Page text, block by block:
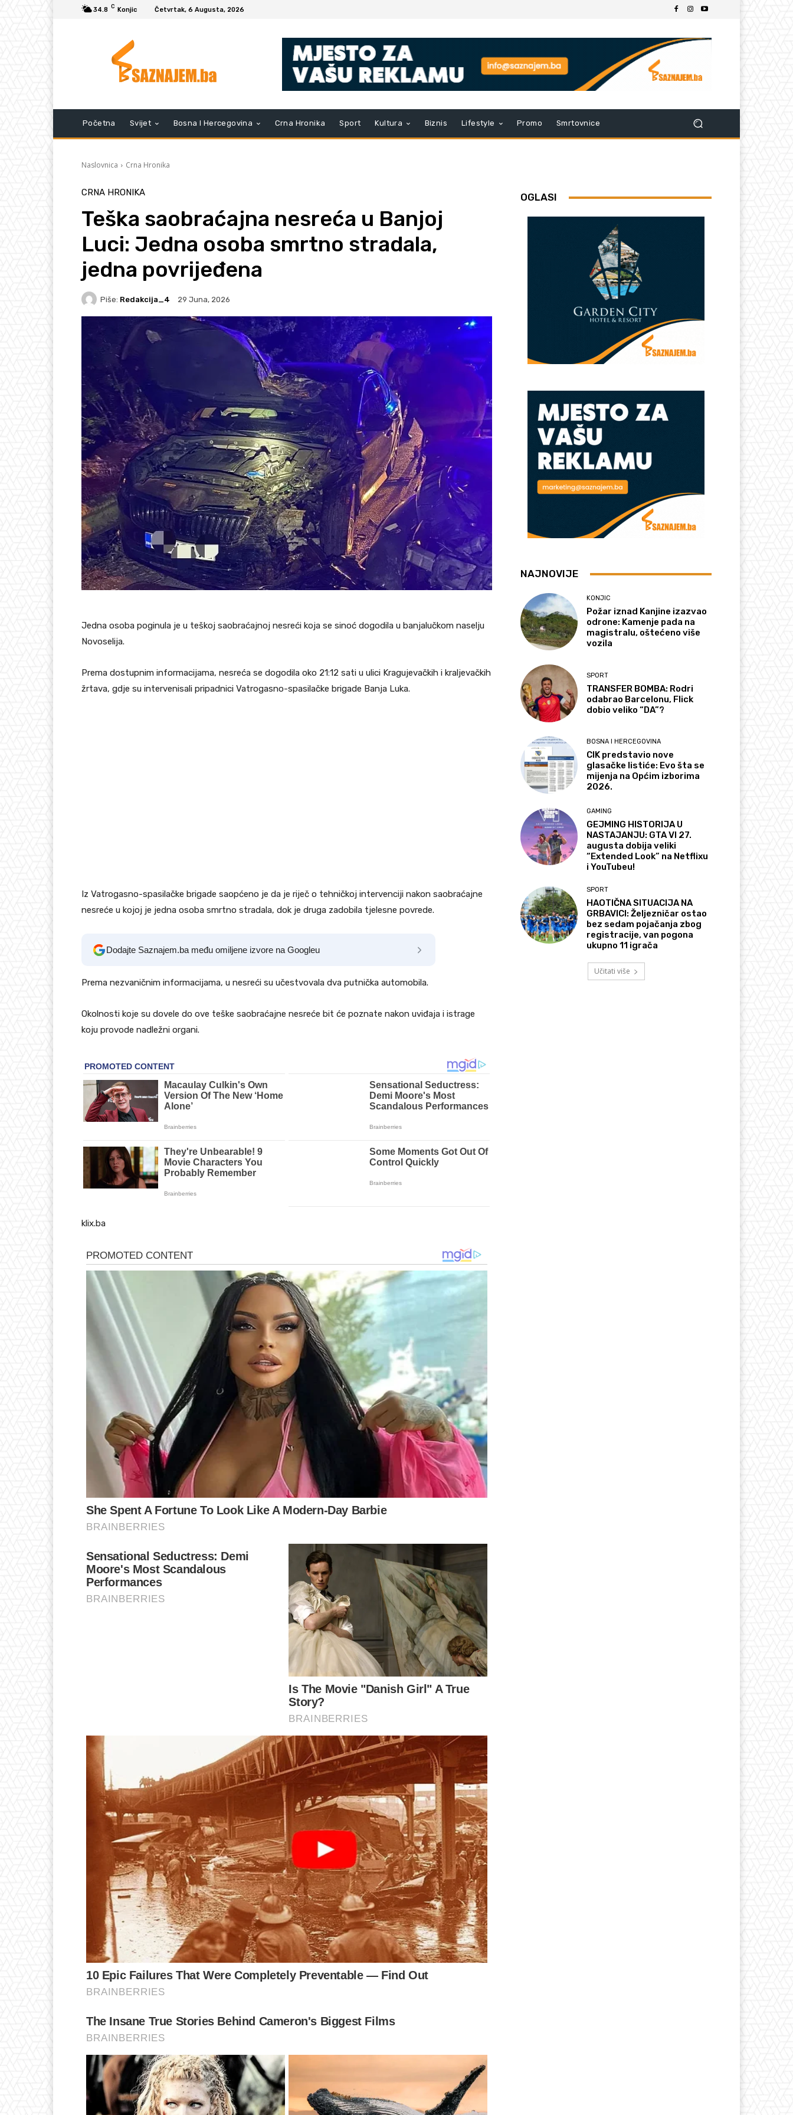
34.8 C Konjic Četvrtak, 6 Augusta, 2026
Početna Svijet Bosna I Hercegovina Crna Hronika Sport Kultura Biznis Lifestyle Promo Smrtovnice
Naslovnica Crna Hronika
CRNA HRONIKA
Teška saobraćajna nesreća u Banjoj
Luci: Jedna osoba smrtno stradala,
jedna povrijeđena
Piše: Redakcija_4 29 Juna, 2026
Jedna osoba poginula je u teškoj saobraćajnoj nesreći koja se sinoć dogodila u banjalučkom naselju
Novoselija.
Prema dostupnim informacijama, nesreća se dogodila oko 21:12 sati u ulici Kragujevačkih i kraljevačkih
žrtava, gdje su intervenisali pripadnici Vatrogasno-spasilačke brigade Banja Luka.
Iz Vatrogasno-spasilačke brigade saopćeno je da je riječ o tehničkoj intervenciji nakon saobraćajne
nesreće u kojoj je jedna osoba smrtno stradala, dok je druga zadobila tjelesne povrede.
Dodajte Saznajem.ba među omiljene izvore na Googleu
Prema nezvaničnim informacijama, u nesreći su učestvovala dva putnička automobila.
Okolnosti koje su dovele do ove teške saobraćajne nesreće bit će poznate nakon uviđaja i istrage
koju provode nadležni organi.
klix.ba
OGLASI
NAJNOVIJE
KONJIC
Požar iznad Kanjine izazvao
odrone: Kamenje pada na
magistralu, oštećeno više
vozila
SPORT
TRANSFER BOMBA: Rodri
odabrao Barcelonu, Flick
dobio veliko “DA”?
BOSNA I HERCEGOVINA
CIK predstavio nove
glasačke listiće: Evo šta se
mijenja na Općim izborima
2026.
GAMING
GEJMING HISTORIJA U
NASTAJANJU: GTA VI 27.
augusta dobija veliki
“Extended Look” na Netflixu
i YouTubeu!
SPORT
HAOTIČNA SITUACIJA NA
GRBAVICI: Željezničar ostao
bez sedam pojačanja zbog
registracije, van pogona
ukupno 11 igrača
Učitati više